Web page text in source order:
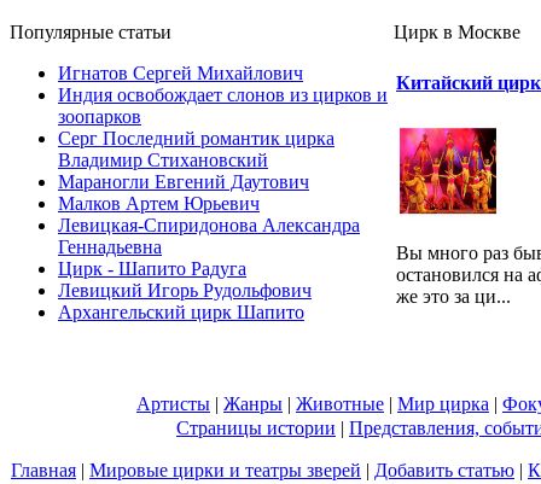
Популярные cтатьи
Игнатов Сергей Михайлович
Индия освобождает слонов из цирков и
зоопарков
Серг Последний романтик цирка
Владимир Стихановский
Мараногли Евгений Даутович
Малков Артем Юрьевич
Левицкая-Спиридонова Александра
Геннадьевна
Цирк - Шапито Радуга
Левицкий Игорь Рудольфович
Архангельский цирк Шапито
Цирк в Москве
Китайский цирк
Вы много раз
остановился на
же это за ци...
Артисты | Жанры | Животные | Мир цирка |
Страницы истории | Представления,
Главная | Мировые цирки и театры зверей | Добавить статью |